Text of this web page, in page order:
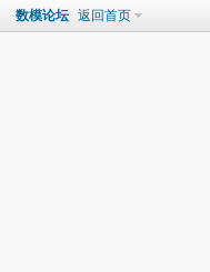
数模论坛 返回首页